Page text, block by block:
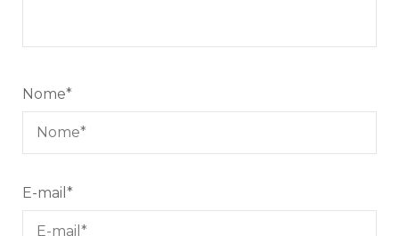
Nome*
E-mail *